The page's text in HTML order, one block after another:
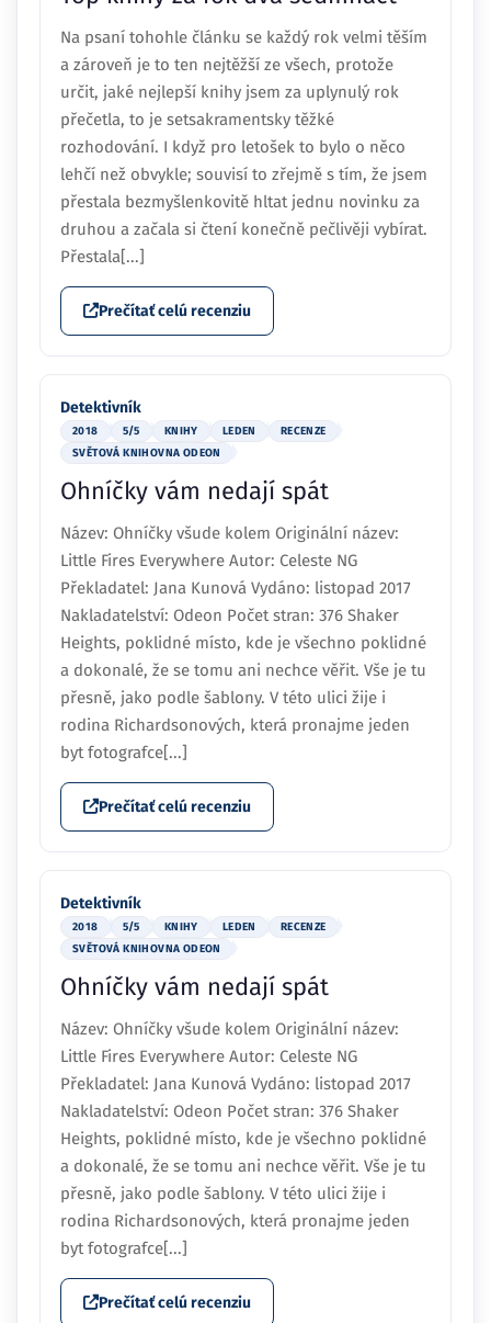
Na psaní tohohle článku se každý rok velmi těším
a zároveň je to ten nejtěžší ze všech, protože
určit, jaké nejlepší knihy jsem za uplynulý rok
přečetla, to je setsakramentsky těžké
rozhodování. I když pro letošek to bylo o něco
lehčí než obvykle; souvisí to zřejmě s tím, že jsem
přestala bezmyšlenkovitě hltat jednu novinku za
druhou a začala si čtení konečně pečlivěji vybírat.
Přestala[...]
Prečítať celú recenziu
Detektivník
2018 5/5 KNIHY LEDEN
RECENZE
SVĚTOVÁ KNIHOVNA ODEON
Ohníčky vám nedají spát
Název: Ohníčky všude kolem Originální název:
Little Fires Everywhere Autor: Celeste NG
Překladatel: Jana Kunová Vydáno: listopad 2017
Nakladatelství: Odeon Počet stran: 376 Shaker
Heights, poklidné místo, kde je všechno poklidné
a dokonalé, že se tomu ani nechce věřit. Vše je tu
přesně, jako podle šablony. V této ulici žije i
rodina Richardsonových, která pronajme jeden
byt fotografce[...]
Prečítať celú recenziu
Detektivník
2018 5/5 KNIHY LEDEN
RECENZE
SVĚTOVÁ KNIHOVNA ODEON
Ohníčky vám nedají spát
Název: Ohníčky všude kolem Originální název:
Little Fires Everywhere Autor: Celeste NG
Překladatel: Jana Kunová Vydáno: listopad 2017
Nakladatelství: Odeon Počet stran: 376 Shaker
Heights, poklidné místo, kde je všechno poklidné
a dokonalé, že se tomu ani nechce věřit. Vše je tu
přesně, jako podle šablony. V této ulici žije i
rodina Richardsonových, která pronajme jeden
byt fotografce[...]
Prečítať celú recenziu